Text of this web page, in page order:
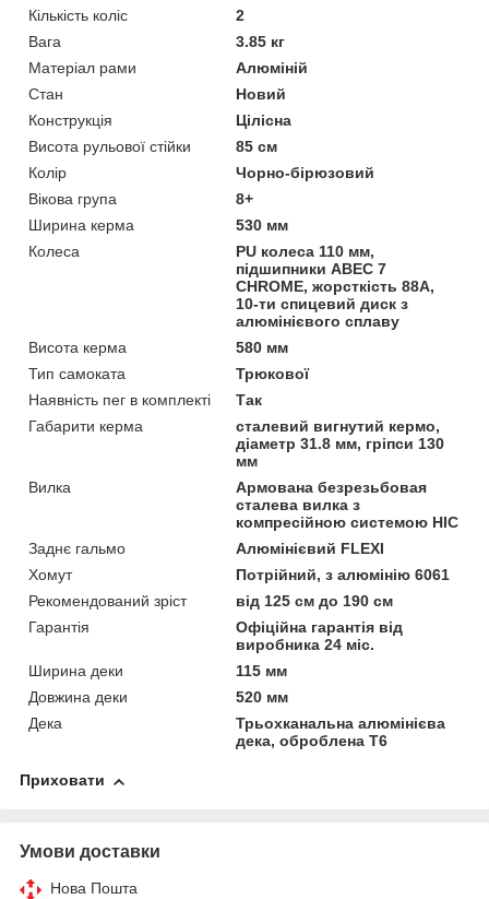
Кількість коліс
2
Вага
3.85 кг
Матеріал рами
Алюміній
Стан
Новий
Конструкція
Цілісна
Висота рульової стійки
85 см
Колір
Чорно-бірюзовий
Вікова група
8+
Ширина керма
530 мм
Колеса
PU колеса 110 мм,
підшипники АВЕС 7
CHROME, жорсткість 88А,
10-ти спицевий диск з
алюмінієвого сплаву
Висота керма
580 мм
Тип самоката
Трюкової
Наявність пег в комплекті
Так
Габарити керма
сталевий вигнутий кермо,
діаметр 31.8 мм, гріпси 130
мм
Вилка
Армована безрезьбовая
сталева вилка з
компресійною системою HIC
Заднє гальмо
Алюмінієвий FLEXI
Хомут
Потрійний, з алюмінію 6061
Рекомендований зріст
від 125 см до 190 см
Гарантія
Офіційна гарантія від
виробника 24 міс.
Ширина деки
115 мм
Довжина деки
520 мм
Дека
Трьохканальна алюмінієва
дека, оброблена T6
Приховати
Умови доставки
Нова Пошта